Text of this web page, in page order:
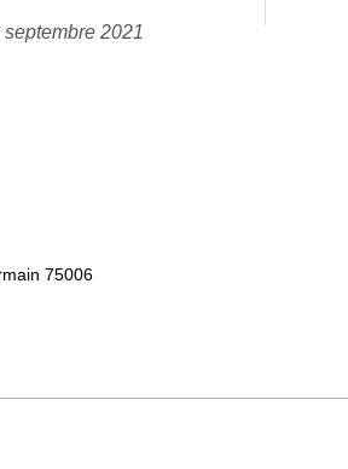
2021
75006